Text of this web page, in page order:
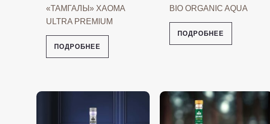
«ТАМГАЛЫ» XAOMA
ULTRA PREMIUM
ПОДРОБНЕЕ
BIO ORGANIC AQUA
ПОДРОБНЕЕ